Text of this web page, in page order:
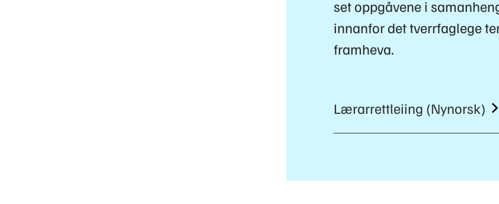
set oppgåvene i
innanfor det tverrfaglege
framheva.
Lærarrettleiing (Nynorsk)